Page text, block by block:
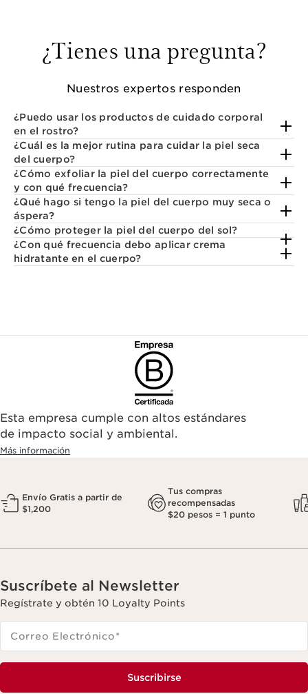
¿Tienes una pregunta?
Nuestros expertos responden
¿Puedo usar los productos de cuidado corporal
en el rostro?
¿Cuál es la mejor rutina para cuidar la piel seca
del cuerpo?
¿Cómo exfoliar la piel del cuerpo correctamente
y con qué frecuencia?
¿Qué hago si tengo la piel del cuerpo muy seca o
áspera?
¿Cómo proteger la piel del cuerpo del sol?
¿Con qué frecuencia debo aplicar crema
hidratante en el cuerpo?
Esta empresa cumple con altos estándares
de impacto social y ambiental.
Más información
Envío Gratis a partir de
$1,200
Tus compras
recompensadas
$20 pesos = 1 punto
Suscríbete al Newsletter
Regístrate y obtén 10 Loyalty Points
Correo Electrónico*
Suscribirse